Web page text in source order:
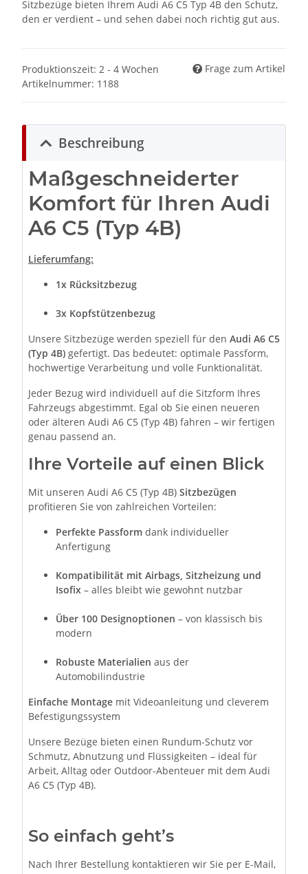
Sitzbezüge bieten Ihrem Audi A6 C5 Typ 4B den Schutz,
den er verdient – und sehen dabei noch richtig gut aus.
Produktionszeit: 2 - 4 Wochen
Frage zum Artikel
Artikelnummer: 1188
Beschreibung
Maßgeschneiderter
Komfort für Ihren Audi
A6 C5 (Typ 4B)
Lieferumfang:
1x Rücksitzbezug
3x Kopfstützenbezug
Unsere Sitzbezüge werden speziell für den Audi A6 C5
(Typ 4B) gefertigt. Das bedeutet: optimale Passform,
hochwertige Verarbeitung und volle Funktionalität.
Jeder Bezug wird individuell auf die Sitzform Ihres
Fahrzeugs abgestimmt. Egal ob Sie einen neueren
oder älteren Audi A6 C5 (Typ 4B) fahren – wir fertigen
genau passend an.
Ihre Vorteile auf einen Blick
Mit unseren Audi A6 C5 (Typ 4B) Sitzbezügen
profitieren Sie von zahlreichen Vorteilen:
Perfekte Passform dank individueller
Anfertigung
Kompatibilität mit Airbags, Sitzheizung und
Isofix – alles bleibt wie gewohnt nutzbar
Über 100 Designoptionen – von klassisch bis
modern
Robuste Materialien aus der
Automobilindustrie
Einfache Montage mit Videoanleitung und cleverem
Befestigungssystem
Unsere Bezüge bieten einen Rundum-Schutz vor
Schmutz, Abnutzung und Flüssigkeiten – ideal für
Arbeit, Alltag oder Outdoor-Abenteuer mit dem Audi
A6 C5 (Typ 4B).
So einfach geht’s
Nach Ihrer Bestellung kontaktieren wir Sie per E-Mail,